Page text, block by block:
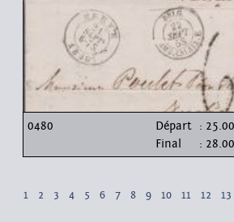
0480 Départ :
Final
:
1 2 3 4 5 6 7 8 9 10 11 12 13